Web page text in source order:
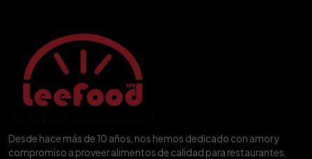
Desde hace más de 10 años, nos hemos dedicado con amor y
compromiso a proveer alimentos de calidad para restaurantes,